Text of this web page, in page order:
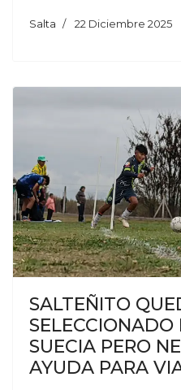
Salta 22 Diciembre 2025
SALTEÑITO
SELECCIONADO
SUECIA PERO
AYUDA PARA